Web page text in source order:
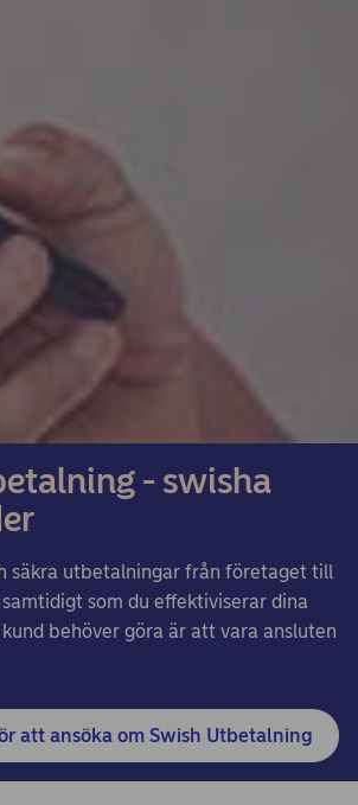
- swisha
säkra utbetalningar från företaget till
som du effektiviserar dina
behöver göra är att vara ansluten
att ansöka om Swish Utbetalning